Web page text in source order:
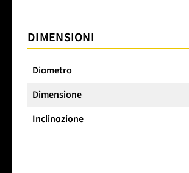
DIMENSIONI
Diametro
Dimensione
Inclinazione